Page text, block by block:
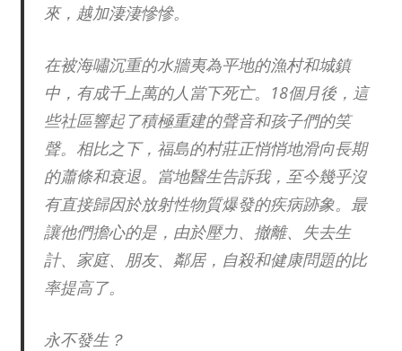
來，越加淒淒慘慘。
在被海嘯沉重的水牆夷為平地的漁村和城鎮
中，有成千上萬的人當下死亡。18個月後，這
些社區響起了積極重建的聲音和孩子們的笑
聲。相比之下，福島的村莊正悄悄地滑向長期
的蕭條和衰退。當地醫生告訴我，至今幾乎沒
有直接歸因於放射性物質爆發的疾病跡象。最
讓他們擔心的是，由於壓力、撤離、失去生
計、家庭、朋友、鄰居，自殺和健康問題的比
率提高了。
永不發生？